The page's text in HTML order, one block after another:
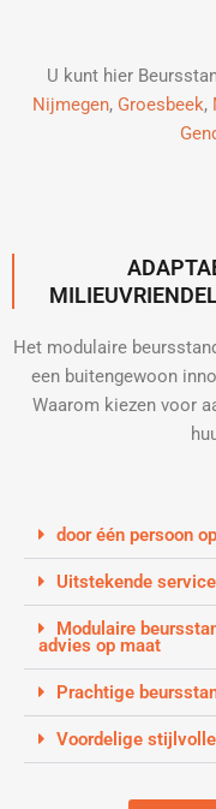
U kunt hier
Nijmegen, Groesbeek,
Het modulaire
een buitengewoon
Waarom kiezen voor
door één persoon
Uitstekende service
Modulaire
advies op maat
Prachtige
Voordelige